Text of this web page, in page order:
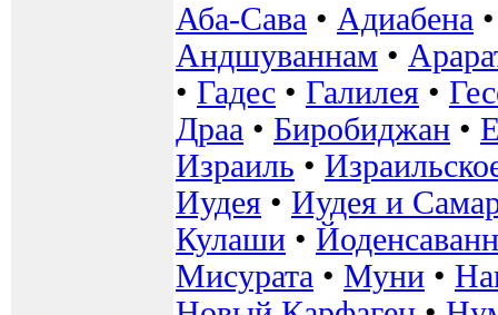
Аба-Сава • Адиабена
Андшуваннам •
• Гадес • Галилея •
Драа • Биробиджан •
Израиль •
Иудея • Иудея и
Кулаши •
Мисурата • Муни •